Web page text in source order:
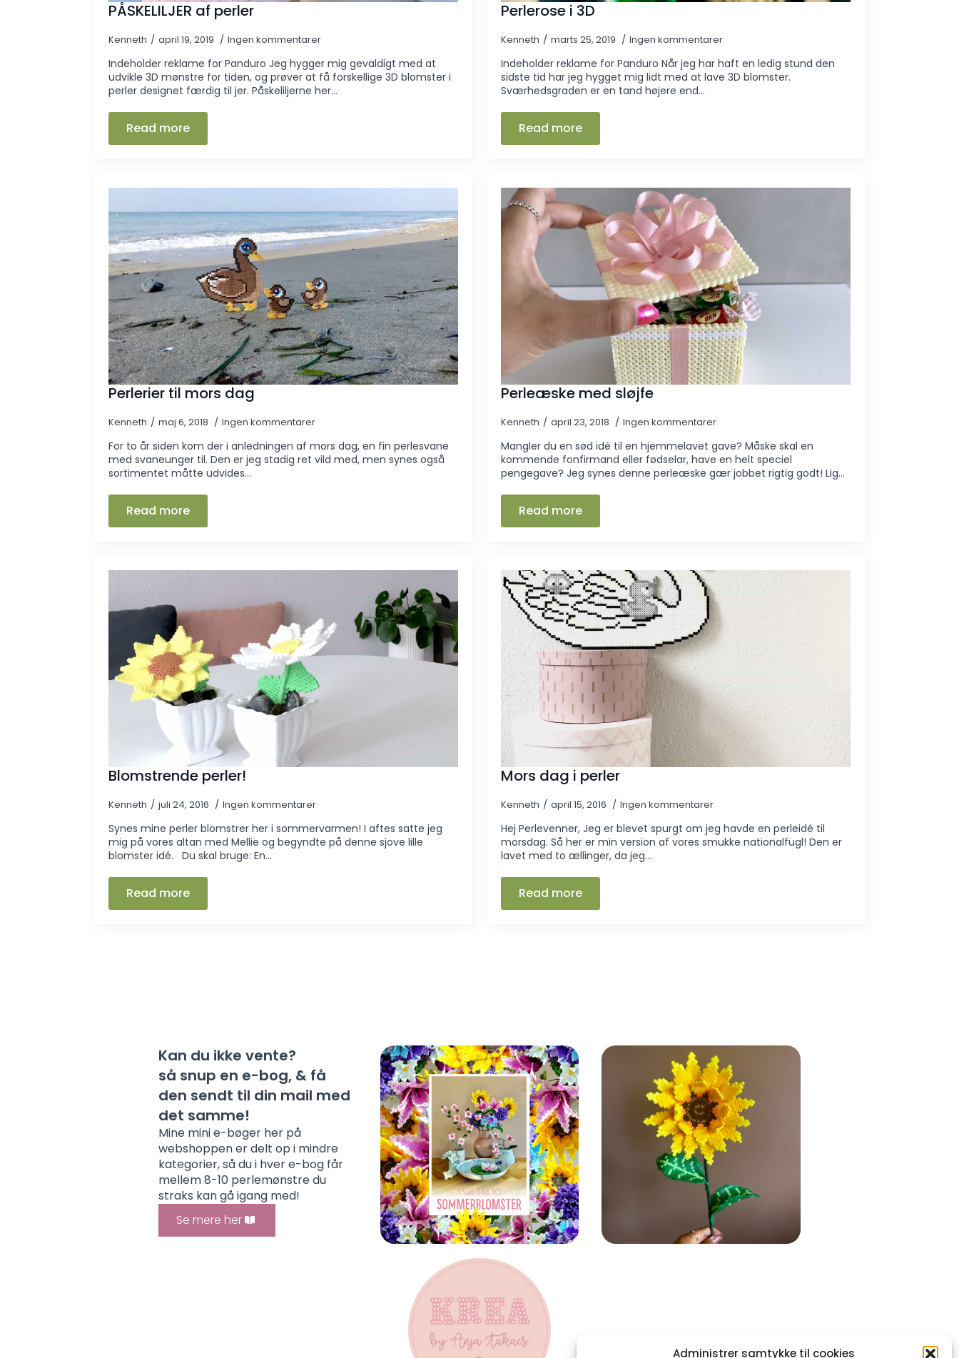
Administrer samtykke til cookies
PÅSKELILJER af perler
Kenneth april 19, 2019 Ingen kommentarer
Indeholder reklame for Panduro Jeg hygger mig gevaldigt med at
udvikle 3D mønstre for tiden, og prøver at få forskellige 3D blomster i
perler designet færdig til jer. Påskeliljerne her…
Read more
Perlerose i 3D
Kenneth marts 25, 2019 Ingen kommentarer
Indeholder reklame for Panduro Når jeg har haft en ledig stund den
sidste tid har jeg hygget mig lidt med at lave 3D blomster.
Sværhedsgraden er en tand højere end…
Read more
Perlerier til mors dag
Kenneth maj 6, 2018 Ingen kommentarer
For to år siden kom der i anledningen af mors dag, en fin perlesvane
med svaneunger til. Den er jeg stadig ret vild med, men synes også
sortimentet måtte udvides…
Read more
Perleæske med sløjfe
Kenneth april 23, 2018 Ingen kommentarer
Mangler du en sød idé til en hjemmelavet gave? Måske skal en
kommende fonfirmand eller fødselar, have en helt speciel
pengegave? Jeg synes denne perleæske gær jobbet rigtig godt! Lig…
Read more
Blomstrende perler!
Kenneth juli 24, 2016 Ingen kommentarer
Synes mine perler blomstrer her i sommervarmen! I aftes satte jeg
mig på vores altan med Mellie og begyndte på denne sjove lille
blomster idé. Du skal bruge: En…
Read more
Mors dag i perler
Kenneth april 15, 2016 Ingen kommentarer
Hej Perlevenner, Jeg er blevet spurgt om jeg havde en perleidé til
morsdag. Så her er min version af vores smukke nationalfugl! Den er
lavet med to ællinger, da jeg…
Read more
Kan du ikke vente?
så snup en e-bog, & få
den sendt til din mail med
det samme!
Mine mini e-bøger her på
webshoppen er delt op i mindre
kategorier, så du i hver e-bog får
mellem 8-10 perlemønstre du
straks kan gå igang med!
Se mere her